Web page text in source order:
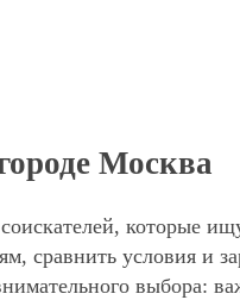
Москва
которые
сравнить условия и
выбора: